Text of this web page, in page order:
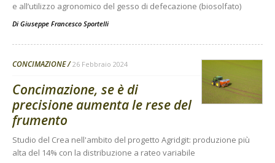
e all’utilizzo agronomico del gesso di defecazione (biosolfato)
Di Giuseppe Francesco Sportelli
CONCIMAZIONE 26 Febbraio 2024
Concimazione, se è di
precisione aumenta le rese del
frumento
Studio del Crea nell'ambito del progetto Agridgit: produzione più
alta del 14% con la distribuzione a rateo variabile